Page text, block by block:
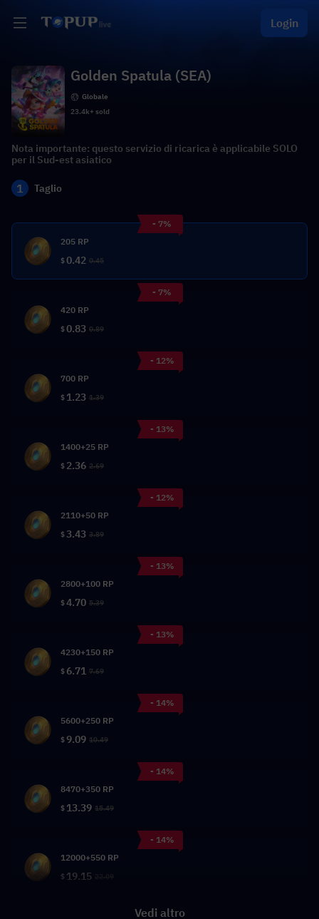
Login
Golden Spatula (SEA)
Globale
23.4k+ sold
Nota importante: questo servizio di ricarica è applicabile SOLO
per il Sud-est asiatico
1 Taglio
- 7%
205 RP
$0.42 0.45
- 7%
420 RP
$0.83 0.89
- 12%
700 RP
$ 1.23 1.39
- 13%
1400+25 RP
$ 2.36 2.69
- 12%
2110+50 RP
$3.43 3.89
- 13%
2800+100 RP
$4.70 5.39
- 13%
4230+150 RP
$ 6.71 7.69
- 14%
5600+250 RP
$9.09 10.49
- 14%
8470+350 RP
$ 13.39 15.49
- 14%
12000+550 RP
$ 19.15
Vedi altro